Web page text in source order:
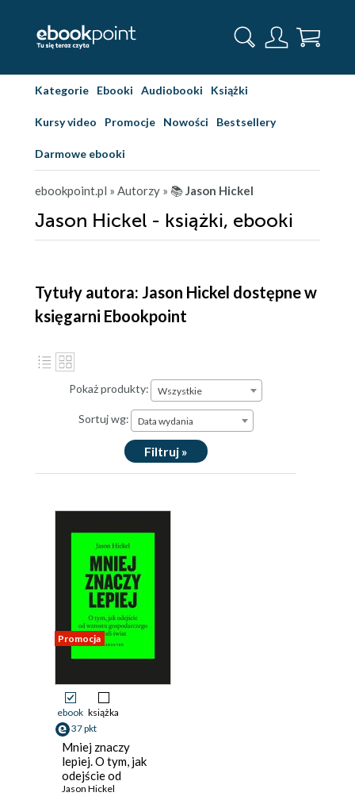
Kategorie Ebooki Audiobooki Książki
Kursy video Promocje Nowości Bestsellery
Darmowe ebooki
ebookpoint.pl » Autorzy » 📚Jason Hickel
Jason Hickel - książki, ebooki
Tytuły autora: Jason Hickel dostępne w
księgarni Ebookpoint
Pokaż produkty: Wszystkie
Sortuj wg: Data wydania
Filtruj »
Promocja
ebook książka
37 pkt
Mniej znaczy
lepiej. O tym, jak
odejście od
wzrostu
Jason Hickel